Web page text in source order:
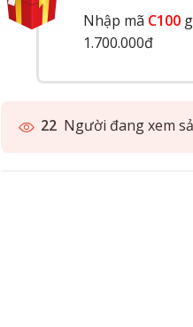
Nhập mã C100
1.700.000đ
22 Người đang xem